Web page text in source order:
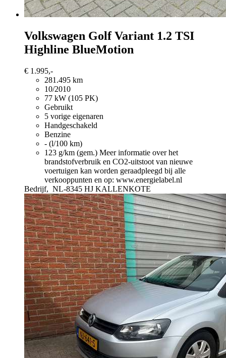
Volkswagen Golf Variant 1.2 TSI
Highline BlueMotion
€ 1.995,-
281.495 km
10/2010
77 kW (105 PK)
Gebruikt
5 vorige eigenaren
Handgeschakeld
Benzine
- (l/100 km)
123 g/km (gem.) Meer informatie over het
brandstofverbruik en CO2-uitstoot van nieuwe
voertuigen kan worden geraadpleegd bij alle
verkooppunten en op: www.energielabel.nl
Bedrijf, NL-8345 HJ KALLENKOTE